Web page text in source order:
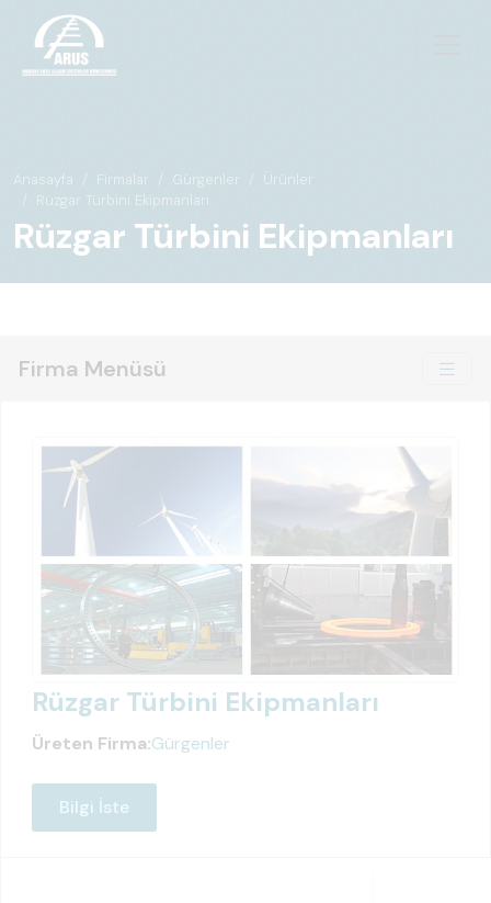
Anasayfa Firmalar Gürgenler
Ürünler
Rüzgar Türbini Ekipmanları
Rüzgar Türbini Ekipmanları
Firma Menüsü
Rüzgar Türbini Ekipmanları
Üreten Firma:Gürgenler
Bilgi İste